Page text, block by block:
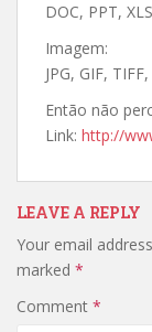
DOC, PPT,
Imagem:
JPG, GIF,
Então não
Link: http://
LEAVE A REPLY
Your email
marked *
Comment *